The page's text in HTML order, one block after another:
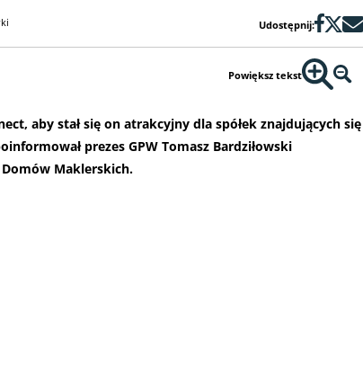
Udostępnij:
Powiększ tekst
aby stał się on atrakcyjny dla spółek znajdujących się
prezes GPW Tomasz Bardziłowski
Maklerskich.